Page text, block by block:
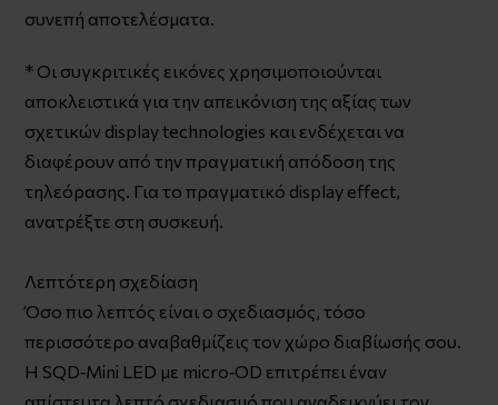
συνεπή αποτελέσματα.
* Οι συγκριτικές εικόνες χρησιμοποιούνται
αποκλειστικά για την απεικόνιση της αξίας των
σχετικών display technologies και ενδέχεται να
διαφέρουν από την πραγματική απόδοση της
τηλεόρασης. Για το πραγματικό display effect,
ανατρέξτε στη συσκευή.
Λεπτότερη σχεδίαση
Όσο πιο λεπτός είναι ο σχεδιασμός, τόσο
περισσότερο αναβαθμίζεις τον χώρο διαβίωσής σου.
Η SQD‑Mini LED με micro‑OD επιτρέπει έναν